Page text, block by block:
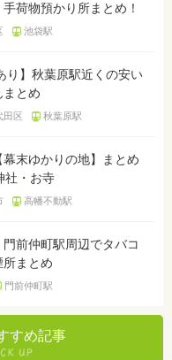
荷物預かり所まとめ！
池袋駅
り】秋葉原駅近くの安い
まとめ
田区 秋葉原駅
末ゆかりの地】まとめ
社・お寺
高幡不動駅
門前仲町駅周辺でタバコ
まとめ
門前仲町駅
すめ記事